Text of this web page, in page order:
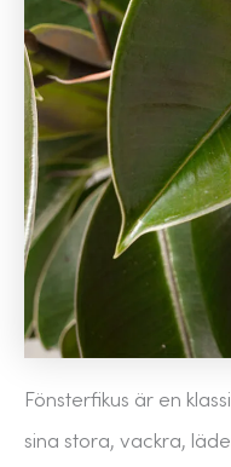
Fönsterfikus är en
sina stora, vackra,